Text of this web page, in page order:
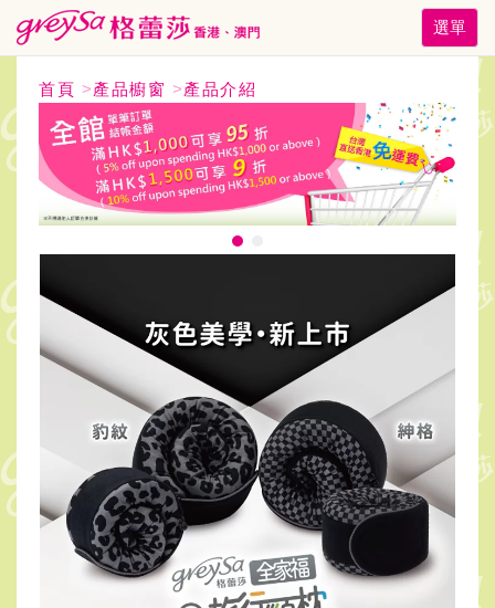
Toggle
選單
首頁 >產品櫥窗 >產品介紹